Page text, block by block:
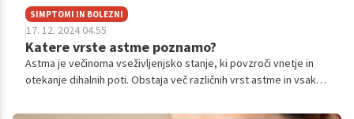
SIMPTOMI IN BOLEZNI
17. 12. 2024 04.55
Katere vrste astme poznamo?
Astma je večinoma vseživljenjsko stanje, ki povzroči vnetje in
otekanje dihalnih poti. Obstaja več različnih vrst astme in vsaka
zdravili in z izogibanjem sprožilcev, ki povzročajo napade.